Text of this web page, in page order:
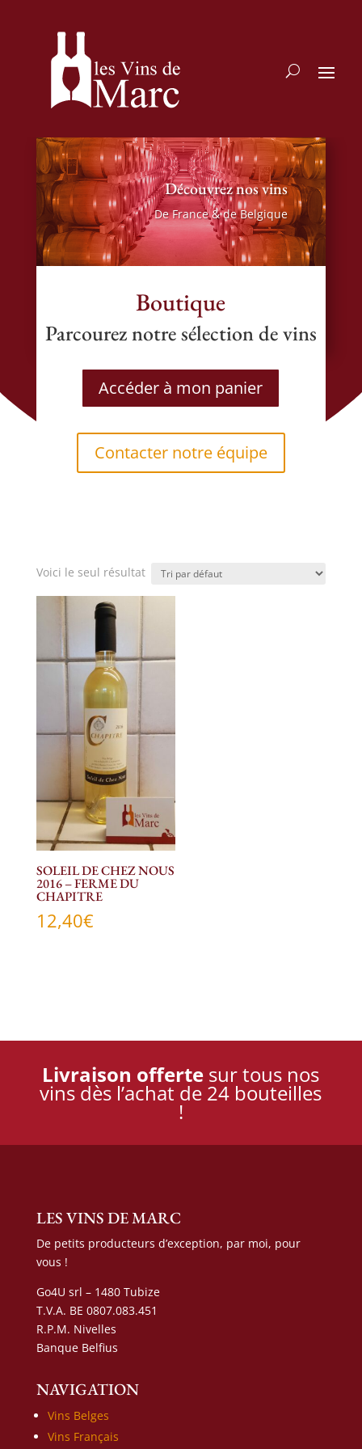
Découvrez nos vins
De France & de Belgique
Boutique
Parcourez notre sélection de vins
Accéder à mon panier
Contacter notre équipe
Voici le seul résultat
SOLEIL DE CHEZ NOUS
2016 – FERME DU
CHAPITRE
12,40€
Livraison offerte sur tous nos
vins dès l’achat de 24 bouteilles
!
LES VINS DE MARC
De petits producteurs d’exception, par moi, pour
vous !
Go4U srl – 1480 Tubize
T.V.A. BE 0807.083.451
R.P.M. Nivelles
Banque Belfius
NAVIGATION
Vins Belges
Vins Français